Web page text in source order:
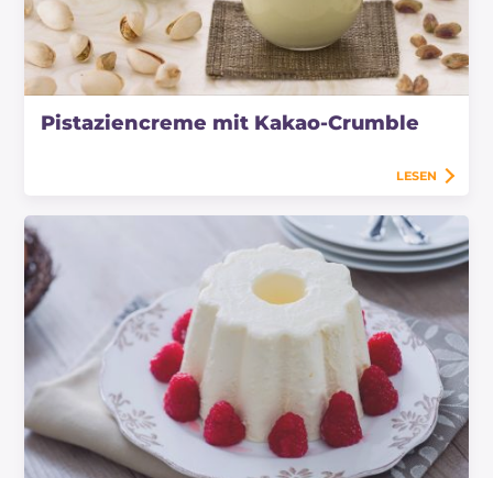
Pistaziencreme mit Kakao-Crumble
LESEN